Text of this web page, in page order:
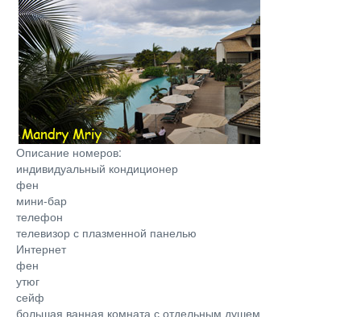
Описание номеров:
индивидуальный кондиционер
фен
мини-бар
телефон
телевизор с плазменной панелью
Интернет
фен
утюг
сейф
большая ванная комната с отдельным душем